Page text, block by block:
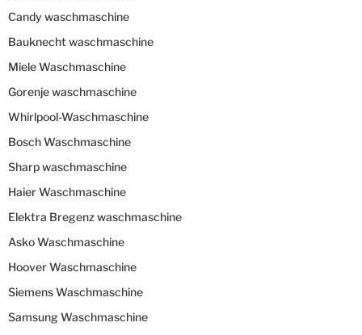
Candy waschmaschine
Bauknecht waschmaschine
Miele Waschmaschine
Gorenje waschmaschine
Whirlpool-Waschmaschine
Bosch Waschmaschine
Sharp waschmaschine
Haier Waschmaschine
Elektra Bregenz waschmaschine
Asko Waschmaschine
Hoover Waschmaschine
Siemens Waschmaschine
Samsung Waschmaschine